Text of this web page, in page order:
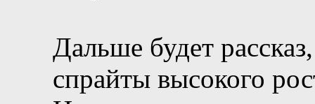
Дальше будет
спрайты высокого